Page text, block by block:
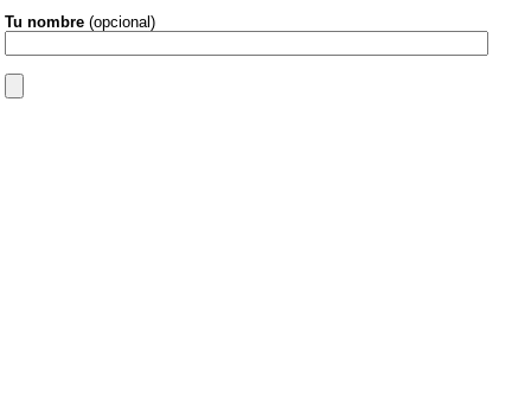
Tu nombre (opcional)